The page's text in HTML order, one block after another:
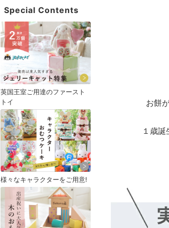
お餅
１歳
Special Contents
英国王室ご用達のファースト
トイ
様々なキャラクターをご用意!